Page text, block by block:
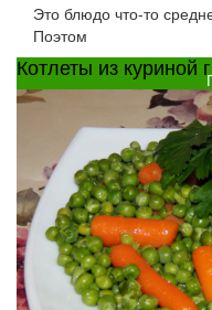
Это блюдо что-то
Поэтом
Котлеты из куриной